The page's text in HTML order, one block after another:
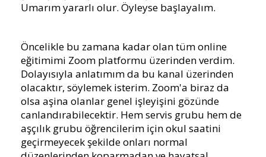
Umarım yararlı olur. Öyleyse başlayalım.
Öncelikle bu zamana kadar olan tüm online
eğitimimi Zoom platformu üzerinden verdim.
Dolayısıyla anlatımım da bu kanal üzerinden
olacaktır, söylemek isterim. Zoom'a biraz da
olsa aşina olanlar genel işleyişini gözünde
canlandırabilecektir. Hem servis grubu hem de
aşçılık grubu öğrencilerim için okul saatini
geçirmeyecek şekilde onları normal